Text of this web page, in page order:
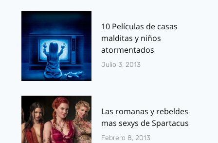
10 Películas de casas
malditas y niños
atormentados
Julio 3, 2013
Las romanas y rebeldes
mas sexys de Spartacus
Febrero 8, 2013